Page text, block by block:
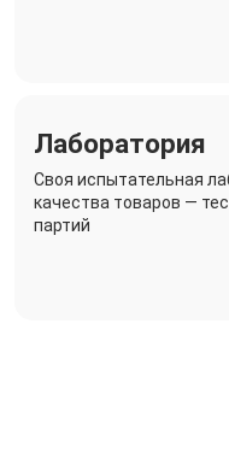
Лаборатория
Своя испытательная
качества товаров —
партий